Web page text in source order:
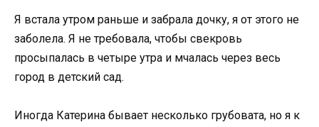
Я встала утром раньше и забрала дочку, я от этого не
заболела. Я не требовала, чтобы свекровь
просыпалась в четыре утра и мчалась через весь
город в детский сад.
Иногда Катерина бывает несколько грубовата, но я к